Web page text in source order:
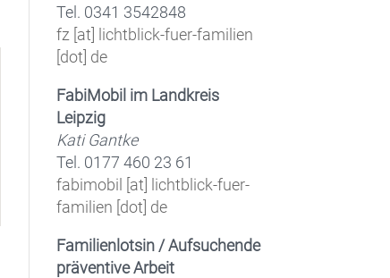
Tel. 0341 3542848
fz [at] lichtblick-fuer-familien
[dot] de
FabiMobil im Landkreis
Leipzig
Kati Gantke
Tel. 0177 460 23 61
fabimobil [at] lichtblick-fuer-
familien [dot] de
Familienlotsin / Aufsuchende
präventive Arbeit